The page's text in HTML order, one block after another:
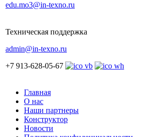
edu.mo3@in-texno.ru
Техническая поддержка
admin@in-texno.ru
+7 913-628-05-67
Главная
О нас
Наши партнеры
Конструктор
Новости